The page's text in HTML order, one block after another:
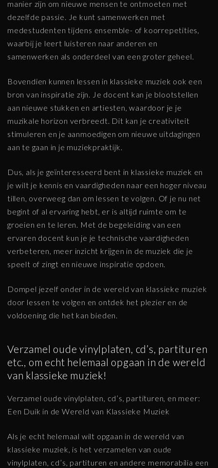
manier zijn om nieuwe mensen te ontmoeten met
dezelfde passie. Je kunt samenwerken met
medestudenten tijdens ensemble- of koorrepetities,
waarbij je leert luisteren naar anderen en
samenwerken als onderdeel van een groter geheel.
Bovendien kunnen lessen in klassieke muziek ook een
bron van inspiratie zijn. Je docent kan je blootstellen
aan nieuwe stukken en artiesten, waardoor je je
muzikale horizon verbreedt. Dit kan je creativiteit
stimuleren en je aanmoedigen om nieuwe uitdagingen
aan te gaan in je muziekpraktijk.
Dus, als je geïnteresseerd bent in klassieke muziek en
je wilt je kennis en vaardigheden naar een hoger niveau
tillen, overweeg dan om lessen te volgen. Of je nu net
begint of al ervaring hebt, er is altijd ruimte om te
groeien en te leren. Met de begeleiding van een
ervaren docent kun je je technische vaardigheden
verbeteren, meer inzicht krijgen in de muziek die je
speelt of zingt en nieuwe inspiratie opdoen.
Dompel jezelf onder in de wereld van klassieke muziek
door lessen te volgen en ontdek het plezier en de
voldoening die het kan bieden.
Verzamel oude vinylplaten, cd’s, partituren
etc., om echt helemaal opgaan in de wereld
van klassieke muziek!
Verzamel oude vinylplaten, cd’s, partituren, en meer:
Een Duik in de Wereld van Klassieke Muziek
Als je echt helemaal wilt opgaan in de wereld van
klassieke muziek, is het verzamelen van oude
vinylplaten, cd’s, partituren en andere memorabilia een